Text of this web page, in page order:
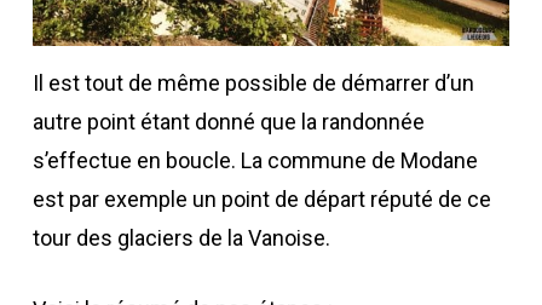
Il est tout de même possible de démarrer d’un
autre point étant donné que la randonnée
s’effectue en boucle. La commune de Modane
est par exemple un point de départ réputé de ce
tour des glaciers de la Vanoise.